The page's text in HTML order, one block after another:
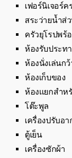
เฟอร์นิเจอร์
สระว่ายน้ำส่
ครัวยุโรปพร้
ห้องรับประท
ห้องนั่งเล่นกว้
ห้องเก็บของ
ห้องแยกสำห
โต๊ะพูล
เครื่องปรับอา
ตู้เย็น
เครื่องซักผ้า